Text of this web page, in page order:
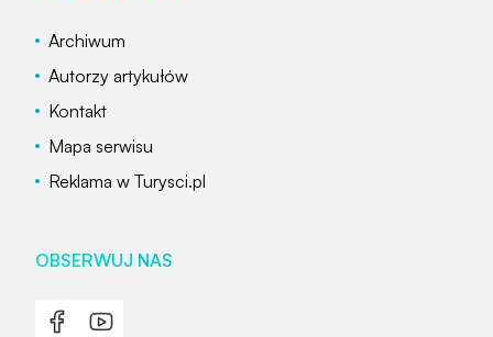
Archiwum
Autorzy artykułów
Kontakt
Mapa serwisu
Reklama w Turysci.pl
OBSERWUJ NAS